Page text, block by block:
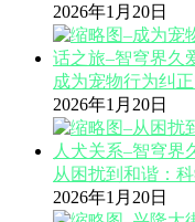
2026年1月20日
成为宠物行为纠
2026年1月20日
从困扰到和谐：
2026年1月20日